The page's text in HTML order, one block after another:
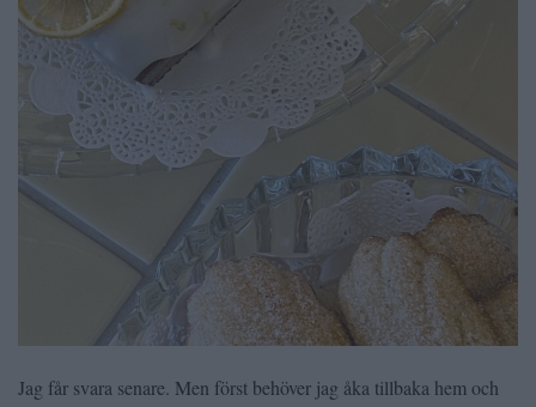
Jag får svara senare. Men först behöver jag åka tillbaka hem och